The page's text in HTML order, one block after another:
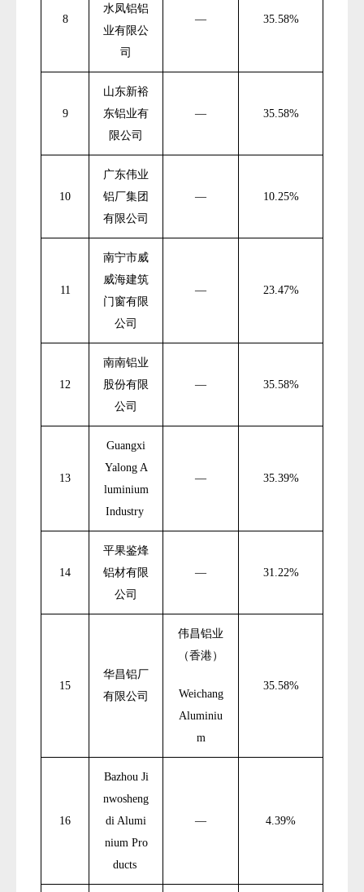
8
水凤铝铝
业有限公
司
— 35.58%
9
山东新裕
东铝业有
限公司
— 35.58%
10
广东伟业
铝厂集团
有限公司
— 10.25%
11
南宁市威
威海建筑
门窗有限
公司
— 23.47%
12
南南铝业
股份有限
公司
— 35.58%
13
Guangxi
Yalong A
luminium
Industry
— 35.39%
14
平果鉴烽
铝材有限
公司
— 31.22%
15
华昌铝厂
有限公司
伟昌铝业
（香港）
Weichang
Aluminiu
m
35.58%
16
Bazhou Ji
nwosheng
di Alumi
nium Pro
ducts
— 4.39%